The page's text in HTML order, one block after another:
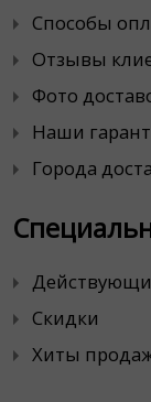
Способы
Отзывы
Фото
Наши
Города
Скидки
Хиты